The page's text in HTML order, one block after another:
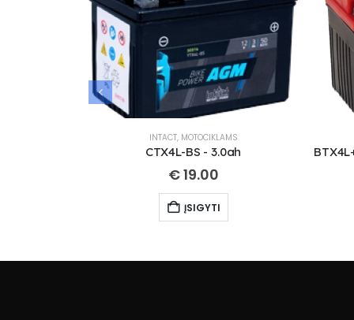
INTACT, MOTOCIKLAMS
CTX4L-BS - 3.0ah
€19.00
ĮSIGYTI